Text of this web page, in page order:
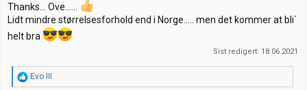
Thanks... Ove......
Lidt mindre størrelsesforhold end i Norge..... men det kommer at bli´
helt bra
Sist redigert: 18.06.2021
R
e
Evo III